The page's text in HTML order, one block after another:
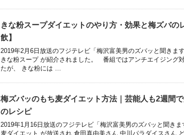
きな粉スープダイエットのやり方・効果と梅ズバの
飲】
2019年2月6日放送のフジテレビ「梅沢富美男のズバッと聞きま
きな粉スープ が紹介されました。 番組ではアンチエイジング
たが、 きな粉には …
梅ズバッのもち麦ダイエット方法｜芸能人も2週間
のレシピ
2019年1月16日放送のフジテレビ「梅沢富美男のズバッと聞き
麦ダイエット が放送され 倉田真由美さん 中川パラダイスさん